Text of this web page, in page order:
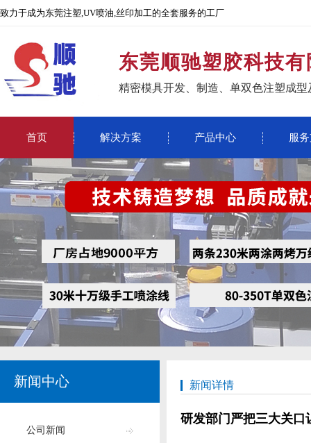
致力于成为东莞注塑,UV喷油,丝印加工的全套服务的工厂
东莞顺驰塑胶科技
精密模具开发、制造、单双色注塑成
首页 解决方案 产品中心 服
新闻中心
公司新闻
新闻详情
研发部门严把三大关口